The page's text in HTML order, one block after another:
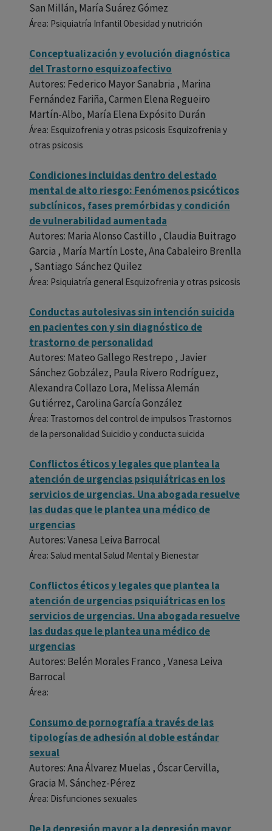
San Millán, María Suárez Gómez
Área: Psiquiatría Infantil Obesidad y nutrición
Conceptualización y evolución diagnóstica
del Trastorno esquizoafectivo
Autores: Federico Mayor Sanabria , Marina
Fernández Fariña, Carmen Elena Regueiro
Martín-Albo, María Elena Expósito Durán
Área: Esquizofrenia y otras psicosis Esquizofrenia y
otras psicosis
Condiciones incluidas dentro del estado
mental de alto riesgo: Fenómenos psicóticos
subclínicos, fases premórbidas y condición
de vulnerabilidad aumentada
Autores: Maria Alonso Castillo , Claudia Buitrago
Garcia , María Martín Loste, Ana Cabaleiro Brenlla
, Santiago Sánchez Quilez
Área: Psiquiatría general Esquizofrenia y otras psicosis
Conductas autolesivas sin intención suicida
en pacientes con y sin diagnóstico de
trastorno de personalidad
Autores: Mateo Gallego Restrepo , Javier
Sánchez Gobzález, Paula Rivero Rodríguez,
Alexandra Collazo Lora, Melissa Alemán
Gutiérrez, Carolina García González
Área: Trastornos del control de impulsos Trastornos
de la personalidad Suicidio y conducta suicida
Conflictos éticos y legales que plantea la
atención de urgencias psiquiátricas en los
servicios de urgencias. Una abogada resuelve
las dudas que le plantea una médico de
urgencias
Autores: Vanesa Leiva Barrocal
Área: Salud mental Salud Mental y Bienestar
Conflictos éticos y legales que plantea la
atención de urgencias psiquiátricas en los
servicios de urgencias. Una abogada resuelve
las dudas que le plantea una médico de
urgencias
Autores: Belén Morales Franco , Vanesa Leiva
Barrocal
Área:
Consumo de pornografía a través de las
tipologías de adhesión al doble estándar
sexual
Autores: Ana Álvarez Muelas , Óscar Cervilla,
Gracia M. Sánchez-Pérez
Área: Disfunciones sexuales